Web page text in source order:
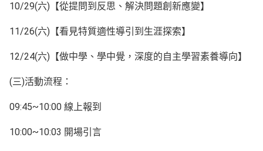
10/29(六)【從提問到反思、解決問題創新應變】
11/26(六)【看見特質適性導引到生涯探索】
12/24(六)【做中學、學中覺，深度的自主學習素養導向】
(三)活動流程：
09:45~10:00 線上報到
10:00~10:03 開場引言